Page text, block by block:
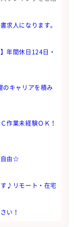
求人になります。
年間休日124日・
のキャリアを積み
作業未経験ＯＫ！
自由☆
♪リモート・在宅
い！